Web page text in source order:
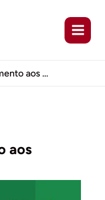
DECO – Atendimento aos Consumidores
aos